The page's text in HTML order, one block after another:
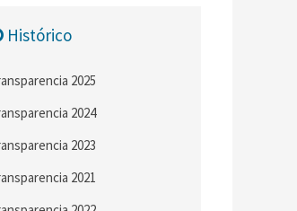
Histórico
2025
2024
2023
2021